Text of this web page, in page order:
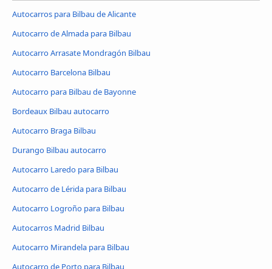
Autocarros para Bilbau de Alicante
Autocarro de Almada para Bilbau
Autocarro Arrasate Mondragón Bilbau
Autocarro Barcelona Bilbau
Autocarro para Bilbau de Bayonne
Bordeaux Bilbau autocarro
Autocarro Braga Bilbau
Durango Bilbau autocarro
Autocarro Laredo para Bilbau
Autocarro de Lérida para Bilbau
Autocarro Logroño para Bilbau
Autocarros Madrid Bilbau
Autocarro Mirandela para Bilbau
Autocarro de Porto para Bilbau